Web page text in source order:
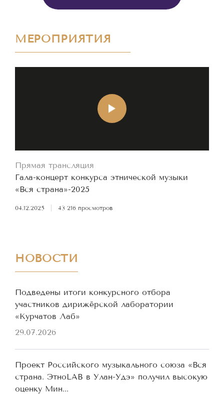
МЕРОПРИЯТИЯ
Прямая трансляция
Гала-концерт конкурса этнической музыки
«Вся страна»-2025
04.12.2025 43 216 просмотров
НОВОСТИ
Подведены итоги конкурсного отбора
участников дирижёрской лаборатории
«Курчатов Лаб»
29.07.2026
Проект Российского музыкального союза «Вся
страна. ЭтноLAB в Улан-Удэ» получил высокую
оценку Мин...